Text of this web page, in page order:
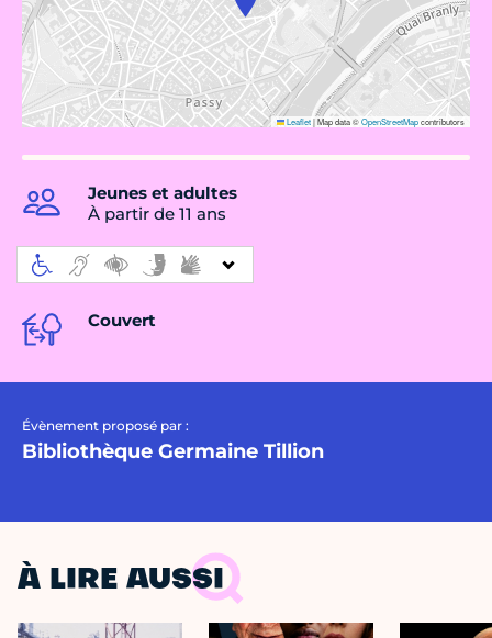
Leaflet|Map data ©OpenStreetMapcontributors
Jeunes et adultes
À partir de 11 ans
Couvert
Évènement proposé par :
Bibliothèque Germaine Tillion
À LIRE AUSSI